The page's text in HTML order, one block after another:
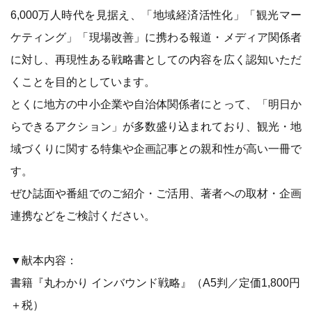
6,000万人時代を見据え、「地域経済活性化」「観光マー
ケティング」「現場改善」に携わる報道・メディア関係者
に対し、再現性ある戦略書としての内容を広く認知いただ
くことを目的としています。
とくに地方の中小企業や自治体関係者にとって、「明日か
らできるアクション」が多数盛り込まれており、観光・地
域づくりに関する特集や企画記事との親和性が高い一冊で
す。
ぜひ誌面や番組でのご紹介・ご活用、著者への取材・企画
連携などをご検討ください。
▼献本内容：
書籍『丸わかり インバウンド戦略』（A5判／定価1,800円
＋税）